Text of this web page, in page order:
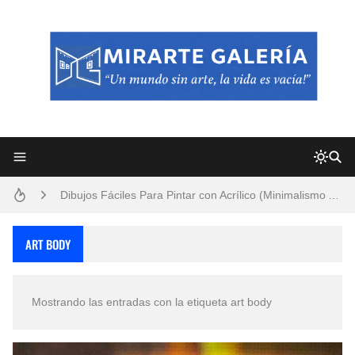
Frutas y Flores Para Colorear Imágenes
Dibujos para Colorear, una Actividad Divertida para Niños y Niñas
Fotos Artísticas de las Actrices de Hollywood Más Bellas del Mundo
ART BODY
Mostrando las entradas con la etiqueta art body